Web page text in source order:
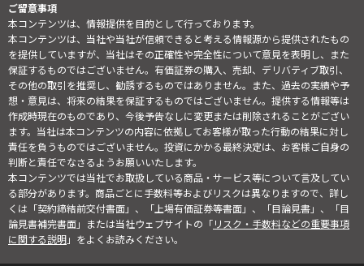
ご留意事項
本コンテンツは、情報提供を目的として行っております。
本コンテンツは、当社や当社が信頼できると考える情報源から提供されたもの
を提供していますが、当社はその正確性や完全性について意見を表明し、また
保証するものではございません。有価証券の購入、売却、デリバティブ取引、
その他の取引を推奨し、勧誘するものではありません。また、過去の実績や予
想・意見は、将来の結果を保証するものではございません。提供する情報等は
作成時現在のものであり、今後予告なしに変更または削除されることがござい
ます。当社は本コンテンツの内容に依拠してお客様が取った行動の結果に対し
責任を負うものではございません。投資にかかる最終決定は、お客様ご自身の
判断と責任でなさるようお願いいたします。
本コンテンツでは当社でお取扱している商品・サービス等について言及してい
る部分があります。商品ごとに手数料等およびリスクは異なりますので、詳し
くは「契約締結前交付書面」、「上場有価証券等書面」、「目論見書」、「目
論見書補完書面」または当社ウェブサイトの「リスク・手数料などの重要事項
に関する説明」をよくお読みください。